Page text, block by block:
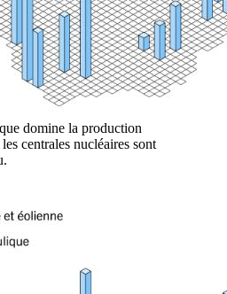
domine la production
centrales nucléaires sont